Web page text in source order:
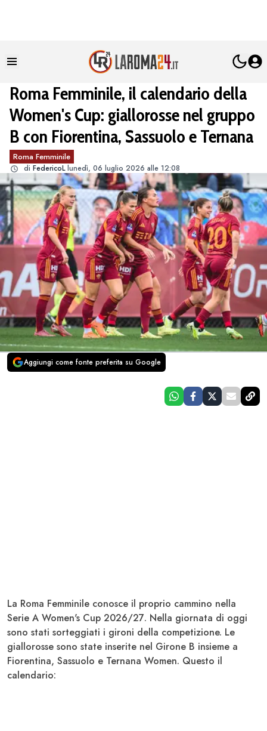
Roma Femminile, il calendario della
Women's Cup: giallorosse nel gruppo
B con Fiorentina, Sassuolo e Ternana
Roma Femminile
di FedericoL lunedì, 06 luglio 2026 alle 12:08
Aggiungi come fonte preferita su Google
La Roma Femminile conosce il proprio cammino nella
Serie A Women's Cup 2026/27. Nella giornata di oggi
sono stati sorteggiati i gironi della competizione. Le
giallorosse sono state inserite nel Girone B insieme a
Fiorentina, Sassuolo e Ternana Women. Questo il
calendario: